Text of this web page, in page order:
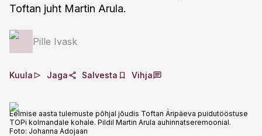
Toftan juht Martin Arula.
Pille Ivask
Kuula Jaga Salvesta Vihja
Eelmise aasta tulemuste põhjal jõudis Toftan Äripäeva puidutööstuse
TOPi kolmandale kohale. Pildil Martin Arula auhinnatseremoonial.
Foto: Johanna Adojaan